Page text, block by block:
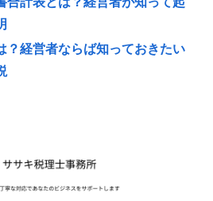
？経営者ならば知っておきたい